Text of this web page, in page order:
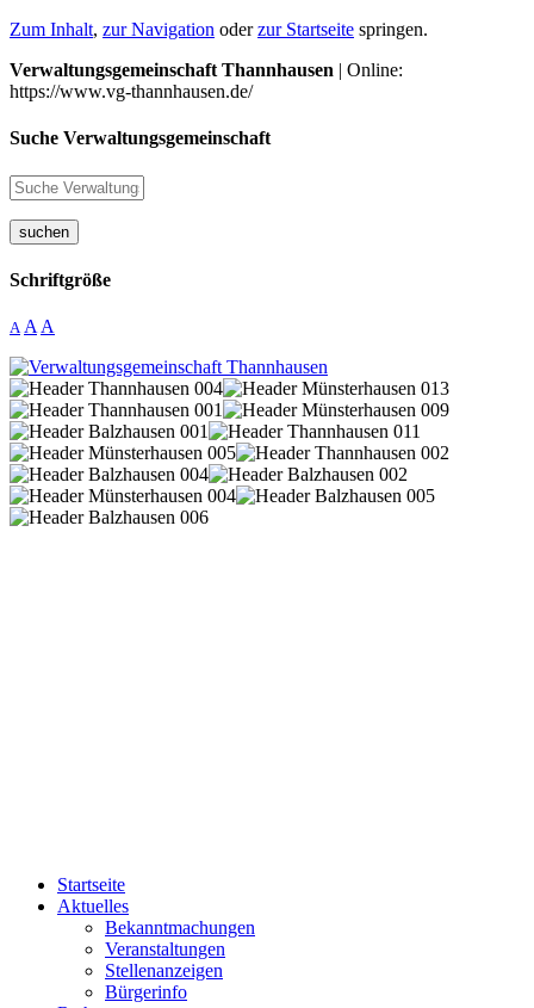
Zum Inhalt, zur Navigation oderzur Startseite springen.
Verwaltungsgemeinschaft Thannhausen | Online:
https://www.vg-thannhausen.de/
Suche Verwaltungsgemeinschaft
suchen
Schriftgröße
A A A
Startseite
Aktuelles
Bekanntmachungen
Veranstaltungen
Stellenanzeigen
Bürgerinfo